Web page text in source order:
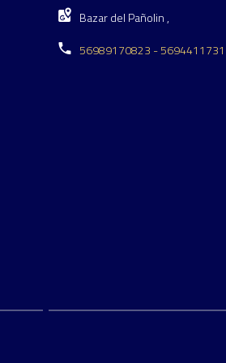
Bazar del Pañolin ,
56989170823 -